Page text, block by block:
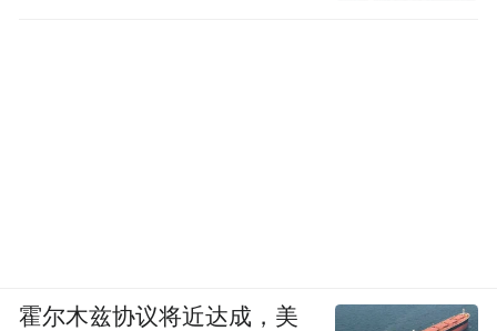
霍尔木兹协议将近达成，美